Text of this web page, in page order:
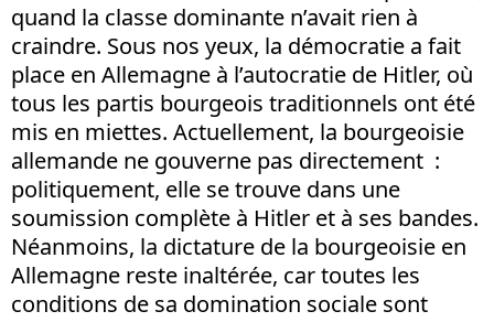
quand la classe dominante n’avait rien à
craindre. Sous nos yeux, la démocratie a fait
place en Allemagne à l’autocratie de Hitler, où
tous les partis bourgeois traditionnels ont été
mis en miettes. Actuellement, la bourgeoisie
allemande ne gouverne pas directement :
politiquement, elle se trouve dans une
soumission complète à Hitler et à ses bandes.
Néanmoins, la dictature de la bourgeoisie en
Allemagne reste inaltérée, car toutes les
conditions de sa domination sociale sont